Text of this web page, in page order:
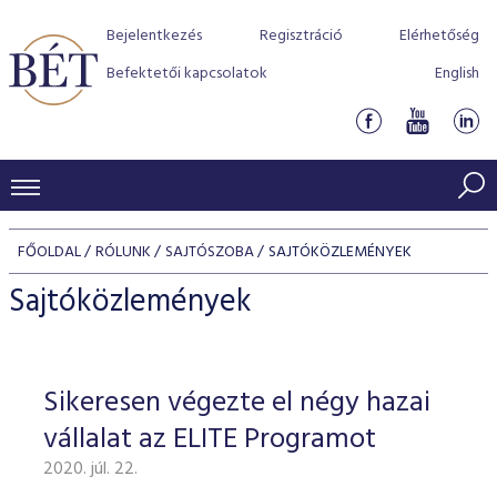
Bejelentkezés Regisztráció
Elérhetőség
Befektetői kapcsolatok
English
KERESKEDÉSI ADATOK
INDEXEK
Jelzáloglevél indexek
Vállalati kötvény indexek
Azonnali Piac
Részvények
Származékos piac
BEFEKTETŐK
Részvény szekció
Hitelpapír szekció
BÉT szabályzatok
Befektetővédelem
Alkalmazott díjstruktúra
Elszámolás
Részvény és vállalati kötvény tőzsdei bevezetését
program
BÉT Xtend - Részvénypiac egyszerűen
TŐZSDETAGOK
Tőzsdetagok, üzletkötők
VENDOROK
FŐOLDAL RÓLUNK SAJTÓSZOBA SAJTÓKÖZLEMÉNYEK
Sajtóközlemények
Sikeresen végezte el négy hazai
vállalat az ELITE Programot
2020. júl. 22.